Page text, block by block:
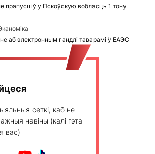
прапусціў у Пскоўскую вобласць 1 тону
аб электронным гандлі таварамі ў ЕАЭС
сеткі, каб не
навіны (калі гэта
вас)